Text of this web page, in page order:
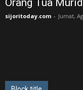
Orang Tua Murid ‎
sijoritoday.com - Jumat,